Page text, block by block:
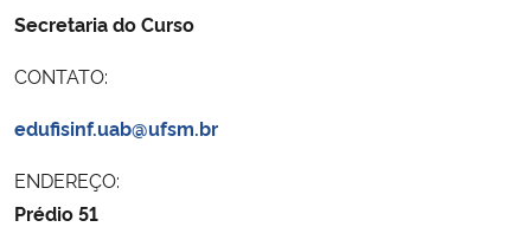
Ministério do Desenvolvimento Regional
Controladoria-Geral da União
Secretaria do Curso
CONTATO:
edufisinf.uab@ufsm.br
ENDEREÇO:
Prédio 51